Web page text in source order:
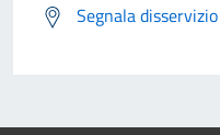
Segnala disservizio